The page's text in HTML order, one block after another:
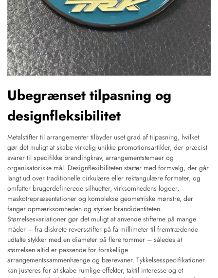
Ubegrænset tilpasning og
designfleksibilitet
Metalstifter til arrangementer tilbyder uset grad af tilpasning, hvilket
gør det muligt at skabe virkelig unikke promotionsartikler, der præcist
svarer til specifikke brandingkrav, arrangementstemaer og
organisatoriske mål. Designflexibiliteten starter med formvalg, der går
langt ud over traditionelle cirkulære eller rektangulære formater, og
omfatter brugerdefinerede silhuetter, virksomhedens logoer,
maskotrepræsentationer og komplekse geometriske mønstre, der
fanger opmærksomheden og styrker brandidentiteten.
Størrelsesvariationer gør det muligt at anvende stifterne på mange
måder – fra diskrete reversstifter på få millimeter til fremtrædende
udtalte stykker med en diameter på flere tommer – således at
størrelsen altid er passende for forskellige
arrangementssammenhænge og bærevaner. Tykkelsesspecifikationer
kan justeres for at skabe rumlige effekter, taktil interesse og et